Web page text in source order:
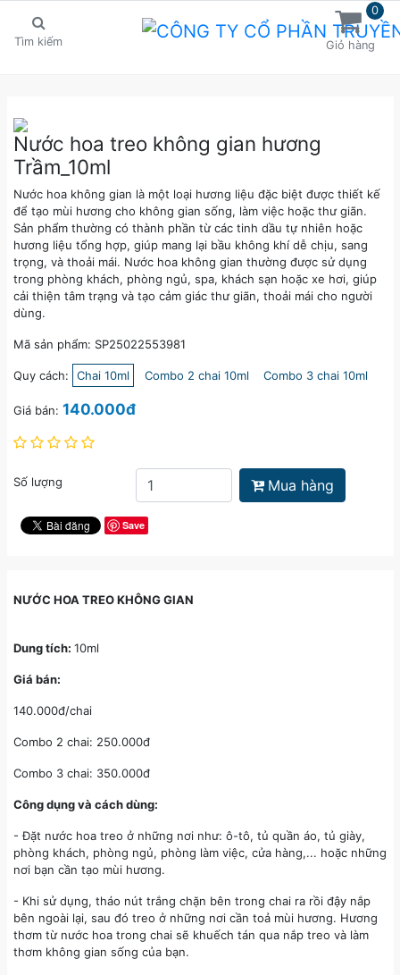
Tìm kiếm
0
Giỏ hàng
Nước hoa treo không gian hương
Trầm_10ml
Nước hoa không gian là một loại hương liệu đặc biệt được thiết kế
để tạo mùi hương cho không gian sống, làm việc hoặc thư giãn.
Sản phẩm thường có thành phần từ các tinh dầu tự nhiên hoặc
hương liệu tổng hợp, giúp mang lại bầu không khí dễ chịu, sang
trọng, và thoải mái. Nước hoa không gian thường được sử dụng
trong phòng khách, phòng ngủ, spa, khách sạn hoặc xe hơi, giúp
cải thiện tâm trạng và tạo cảm giác thư giãn, thoải mái cho người
dùng.
Mã sản phẩm: SP25022553981
Quy cách: Chai 10ml Combo 2 chai 10ml Combo 3 chai 10ml
Giá bán: 140.000đ
Số lượng Mua hàng
Save
NƯỚC HOA TREO KHÔNG GIAN
Dung tích: 10ml
Giá bán:
140.000đ/chai
Combo 2 chai: 250.000đ
Combo 3 chai: 350.000đ
Công dụng và cách dùng:
- Đặt nước hoa treo ở những nơi như: ô-tô, tủ quần áo, tủ giày,
phòng khách, phòng ngủ, phòng làm việc, cửa hàng,... hoặc những
nơi bạn cần tạo mùi hương.
- Khi sử dụng, tháo nút trắng chặn bên trong chai ra rồi đậy nắp
bên ngoài lại, sau đó treo ở những nơi cần toả mùi hương. Hương
thơm từ nước hoa trong chai sẽ khuếch tán qua nắp treo và làm
thơm không gian sống của bạn.